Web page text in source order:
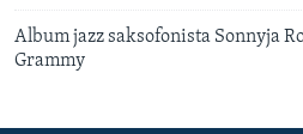
Album jazz saksofonista Sonnyja
Grammy